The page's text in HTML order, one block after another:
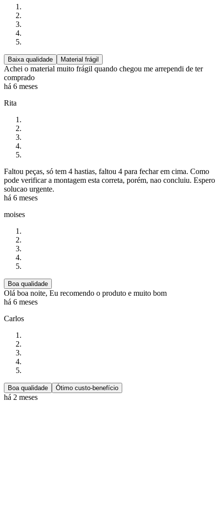
Baixa qualidade Material frágil
Achei o material muito frágil quando chegou me arrependi de ter
comprado
há 6 meses
Rita
Faltou peças, só tem 4 hastias, faltou 4 para fechar em cima. Como
pode verificar a montagem esta correta, porém, nao concluiu. Espero
solucao urgente.
há 6 meses
moises
Boa qualidade
Olá boa noite, Eu recomendo o produto e muito bom
há 6 meses
Carlos
Boa qualidade Ótimo custo-benefício
há 2 meses